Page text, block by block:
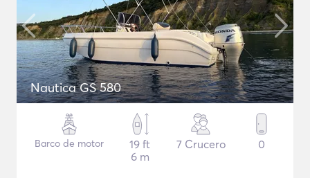
Nautica GS 580
Barco de motor
19 ft
6 m
7 Crucero 0